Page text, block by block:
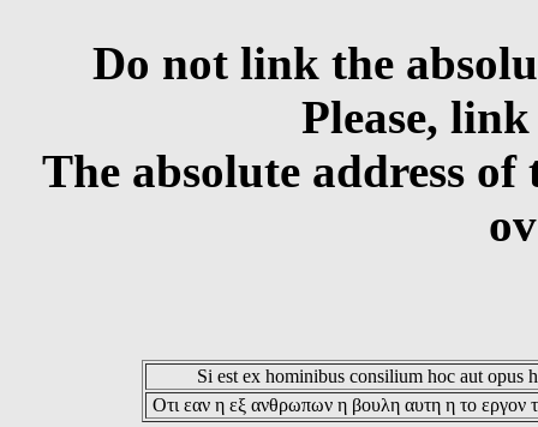
Do not link the
Please,
The absolute address
Si est ex hominibus consilium hoc aut opus
Οτι εαν η εξ ανθρωπων η βουλη αυτη η το εργον